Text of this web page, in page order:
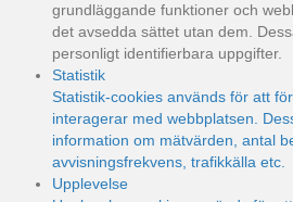
grundläggande funktioner och
det avsedda sättet utan dem.
personligt identifierbara uppgifter.
Statistik
Statistik-cookies används för att
interagerar med webbplatsen.
information om mätvärden, antal
avvisningsfrekvens, trafikkälla etc.
Upplevelse